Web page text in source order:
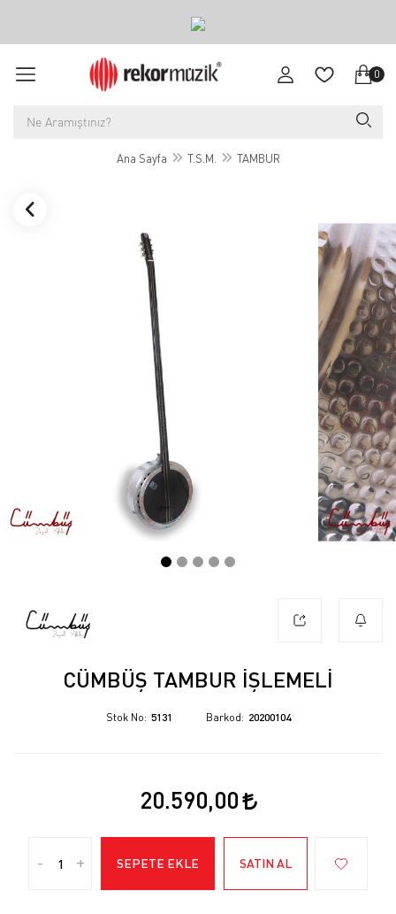
0
Ana Sayfa T.S.M. TAMBUR
CÜMBÜŞ TAMBUR İŞLEMELI
Stok No 5131 Barkod 20200104
20.590,00
- + SEPETE EKLE SATIN AL